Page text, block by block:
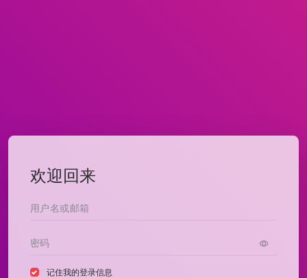
欢迎回来
记住我的登录信息